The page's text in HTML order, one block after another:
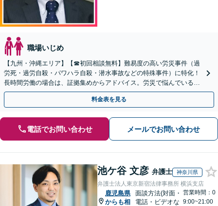
職場いじめ
【九州・沖縄エリア】【☎︎初回相談無料】難易度の高い労災事件（過
労死・過労自殺・パワハラ自殺・潜水事故などの特殊事件）に特化！
長時間労働の場合は、証拠集めからアドバイス。労災で悩んでいる方
は早めにご相談を！【電話相談可能】
料金表を見る
電話でお問い合わせ メールでお問い合わせ
池ケ谷 文彦 弁護士 神奈川県
弁護士法人東京新宿法律事務所 横浜支店
鹿児島県
からも相
面談方法(対面・
電話・ビデオな
営業時間：0
9:00~21:00